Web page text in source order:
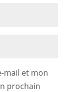
mail et mon
prochain